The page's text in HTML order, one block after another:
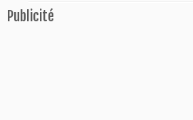
Publicité